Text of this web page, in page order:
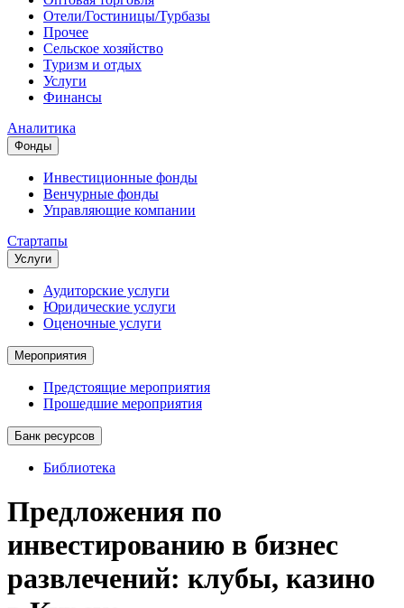
Отели/Гостиницы/Турбазы
Прочее
Сельское хозяйство
Туризм и отдых
Услуги
Финансы
Аналитика
Фонды
Инвестиционные фонды
Венчурные фонды
Управляющие компании
Стартапы
Услуги
Аудиторские услуги
Юридические услуги
Оценочные услуги
Мероприятия
Предстоящие мероприятия
Прошедшие мероприятия
Банк ресурсов
Библиотека
Предложения по
инвестированию в бизнес
развлечений: клубы, казино